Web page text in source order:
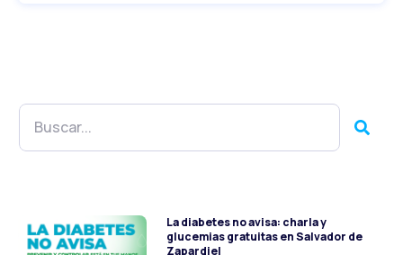
La diabetes no avisa: charla y
glucemias gratuitas en Salvador de
Zapardiel